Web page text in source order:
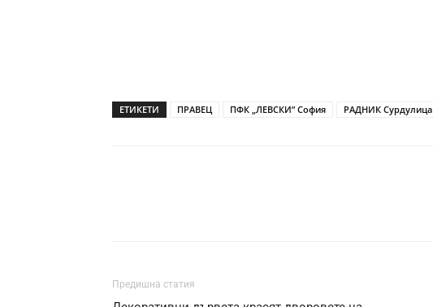
ЕТИКЕТИ ПРАВЕЦ ПФК „ЛЕВСКИ” София РАДНИК Сурдулица
Предишна статия